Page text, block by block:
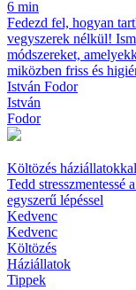
6 min
Fedezd fel, hogyan
vegyszerek nélkül!
módszereket,
miközben friss és
István Fodor
István
Fodor
Költözés
Tedd stresszmentessé
egyszerű lépéssel
Kedvenc
Kedvenc
Költözés
Háziállatok
Tippek